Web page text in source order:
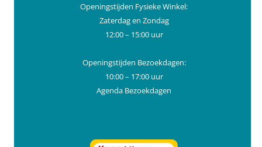
Openingstijden Fysieke Winkel:
Zaterdag en Zondag
12:00 – 15:00 uur
Openingstijden Bezoekdagen:
10:00 – 17:00 uur
Agenda Bezoekdagen